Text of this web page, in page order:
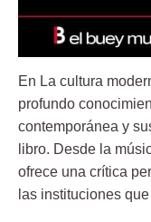
En La cultura
profundo
contemporánea y
libro. Desde la
ofrece una crítica
las instituciones